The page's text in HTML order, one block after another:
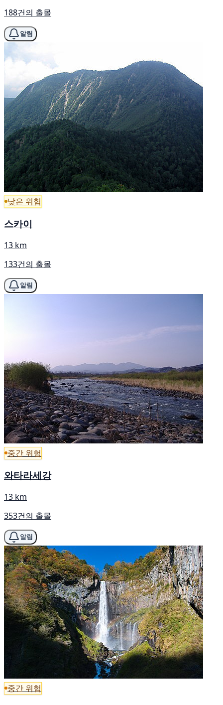
188건의 출몰
알림
낮은 위험
스카이
13 km
133건의 출몰
알림
중간 위험
와타라세강
13 km
353건의 출몰
알림
중간 위험